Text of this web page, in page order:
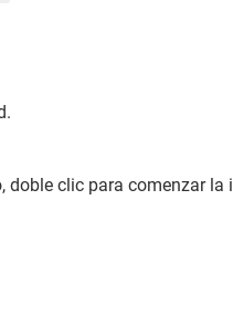
doble clic para comenzar la